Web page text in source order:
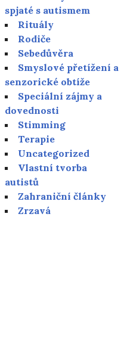
spjaté s autismem
Rituály
Rodiče
Sebedůvěra
Smyslové přetížení a
senzorické obtíže
Speciální zájmy a
dovednosti
Stimming
Terapie
Uncategorized
Vlastní tvorba
autistů
Zahraniční články
Zrzavá